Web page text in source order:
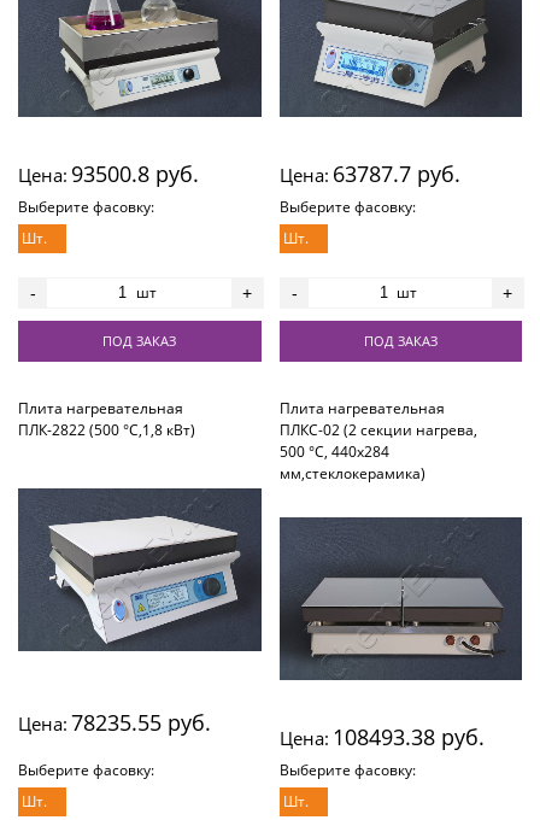
Цена: 93500.8 руб.
Выберите фасовку:
Шт.
- шт +
ПОД ЗАКАЗ
Цена: 63787.7 руб.
Выберите фасовку:
Шт.
- шт +
ПОД ЗАКАЗ
Плита нагревательная
ПЛК-2822 (500 °С,1,8 кВт)
Цена: 78235.55 руб.
Выберите фасовку:
Шт.
Плита нагревательная
ПЛКС-02 (2 секции нагрева,
500 °С, 440х284
мм,стеклокерамика)
Цена: 108493.38 руб.
Выберите фасовку:
Шт.